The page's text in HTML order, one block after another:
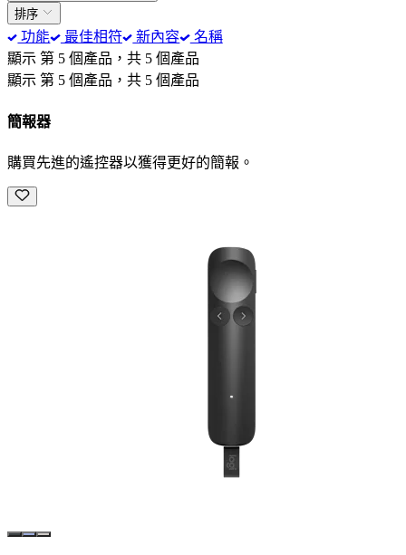
排序
功能 最佳相符 新內容
名稱
顯示 第 5 個產品，共 5 個產品
顯示 第 5 個產品，共 5 個產品
簡報器
購買先進的遙控器以獲得更好的簡報。